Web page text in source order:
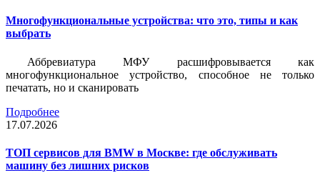
Многофункциональные устройства: что это, типы и как
выбрать
Аббревиатура МФУ расшифровывается как
многофункциональное устройство, способное не только
печатать, но и сканировать
Подробнее
17.07.2026
ТОП сервисов для BMW в Москве: где обслуживать
машину без лишних рисков